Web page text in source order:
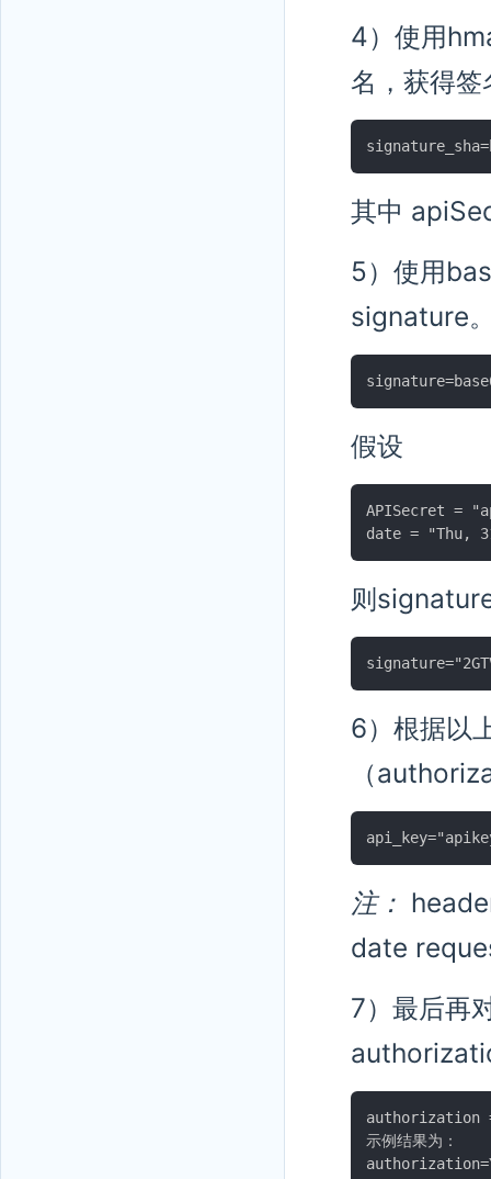
4）使用
名，获得
其中
5）使用
signature
假设
APISecret =
则
6）根据以
（
注：
date
7）最后再
authorization
示例结果为：